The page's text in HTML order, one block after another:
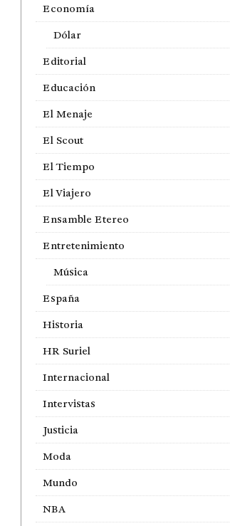
Economía
Dólar
Editorial
Educación
El Menaje
El Scout
El Tiempo
El Viajero
Ensamble Etereo
Entretenimiento
Música
España
Historia
HR Suriel
Internacional
Intervistas
Justicia
Moda
Mundo
NBA